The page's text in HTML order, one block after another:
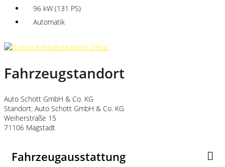
96 kW (131 PS)
Automatik
Fahrzeugstandort
Auto Schott GmbH & Co. KG
Standort: Auto Schott GmbH & Co. KG
Weiherstraße 15
71106 Magstadt
Fahrzeugausstattung